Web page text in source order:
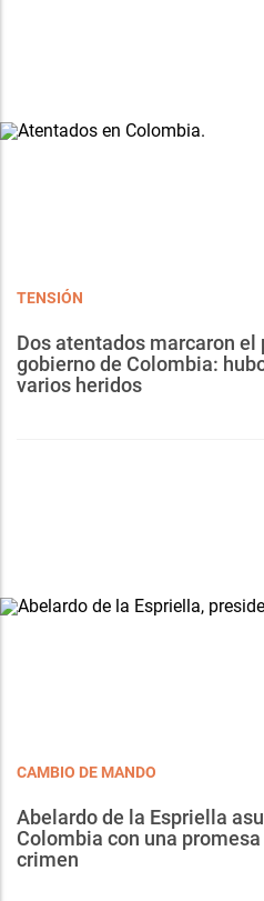
TENSIÓN
Dos atentados marcaron
gobierno de Colombia:
varios heridos
CAMBIO DE MANDO
Abelardo de la Espriella
Colombia con una
crimen